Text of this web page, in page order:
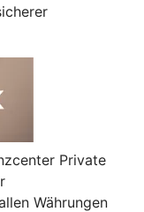
Private
Währungen